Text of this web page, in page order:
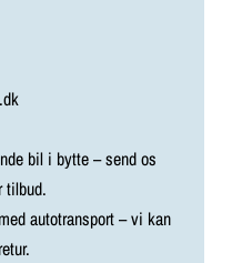
bil i bytte – send os
tilbud.
autotransport – vi kan